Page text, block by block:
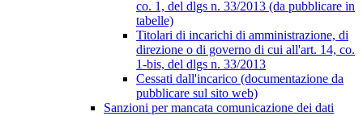
co. 1, del dlgs n. 33/2013 (da pubblicare in
tabelle)
Titolari di incarichi di amministrazione, di
direzione o di governo di cui all'art. 14, co.
1-bis, del dlgs n. 33/2013
Cessati dall'incarico (documentazione da
pubblicare sul sito web)
Sanzioni per mancata comunicazione dei dati